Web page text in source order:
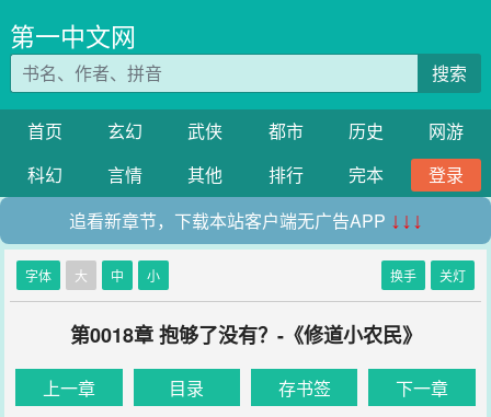
第一中文网
搜索
首页 玄幻 武侠 都市 历史
网游
科幻
言情 其他 排行 完本
登录
追看新章节，下载本站客户端无广告APP ↓↓↓
字体 大 中 小 换手 关灯
第0018章 抱够了没有？-《修道小农民》
上一章 目录 存书签 下一章